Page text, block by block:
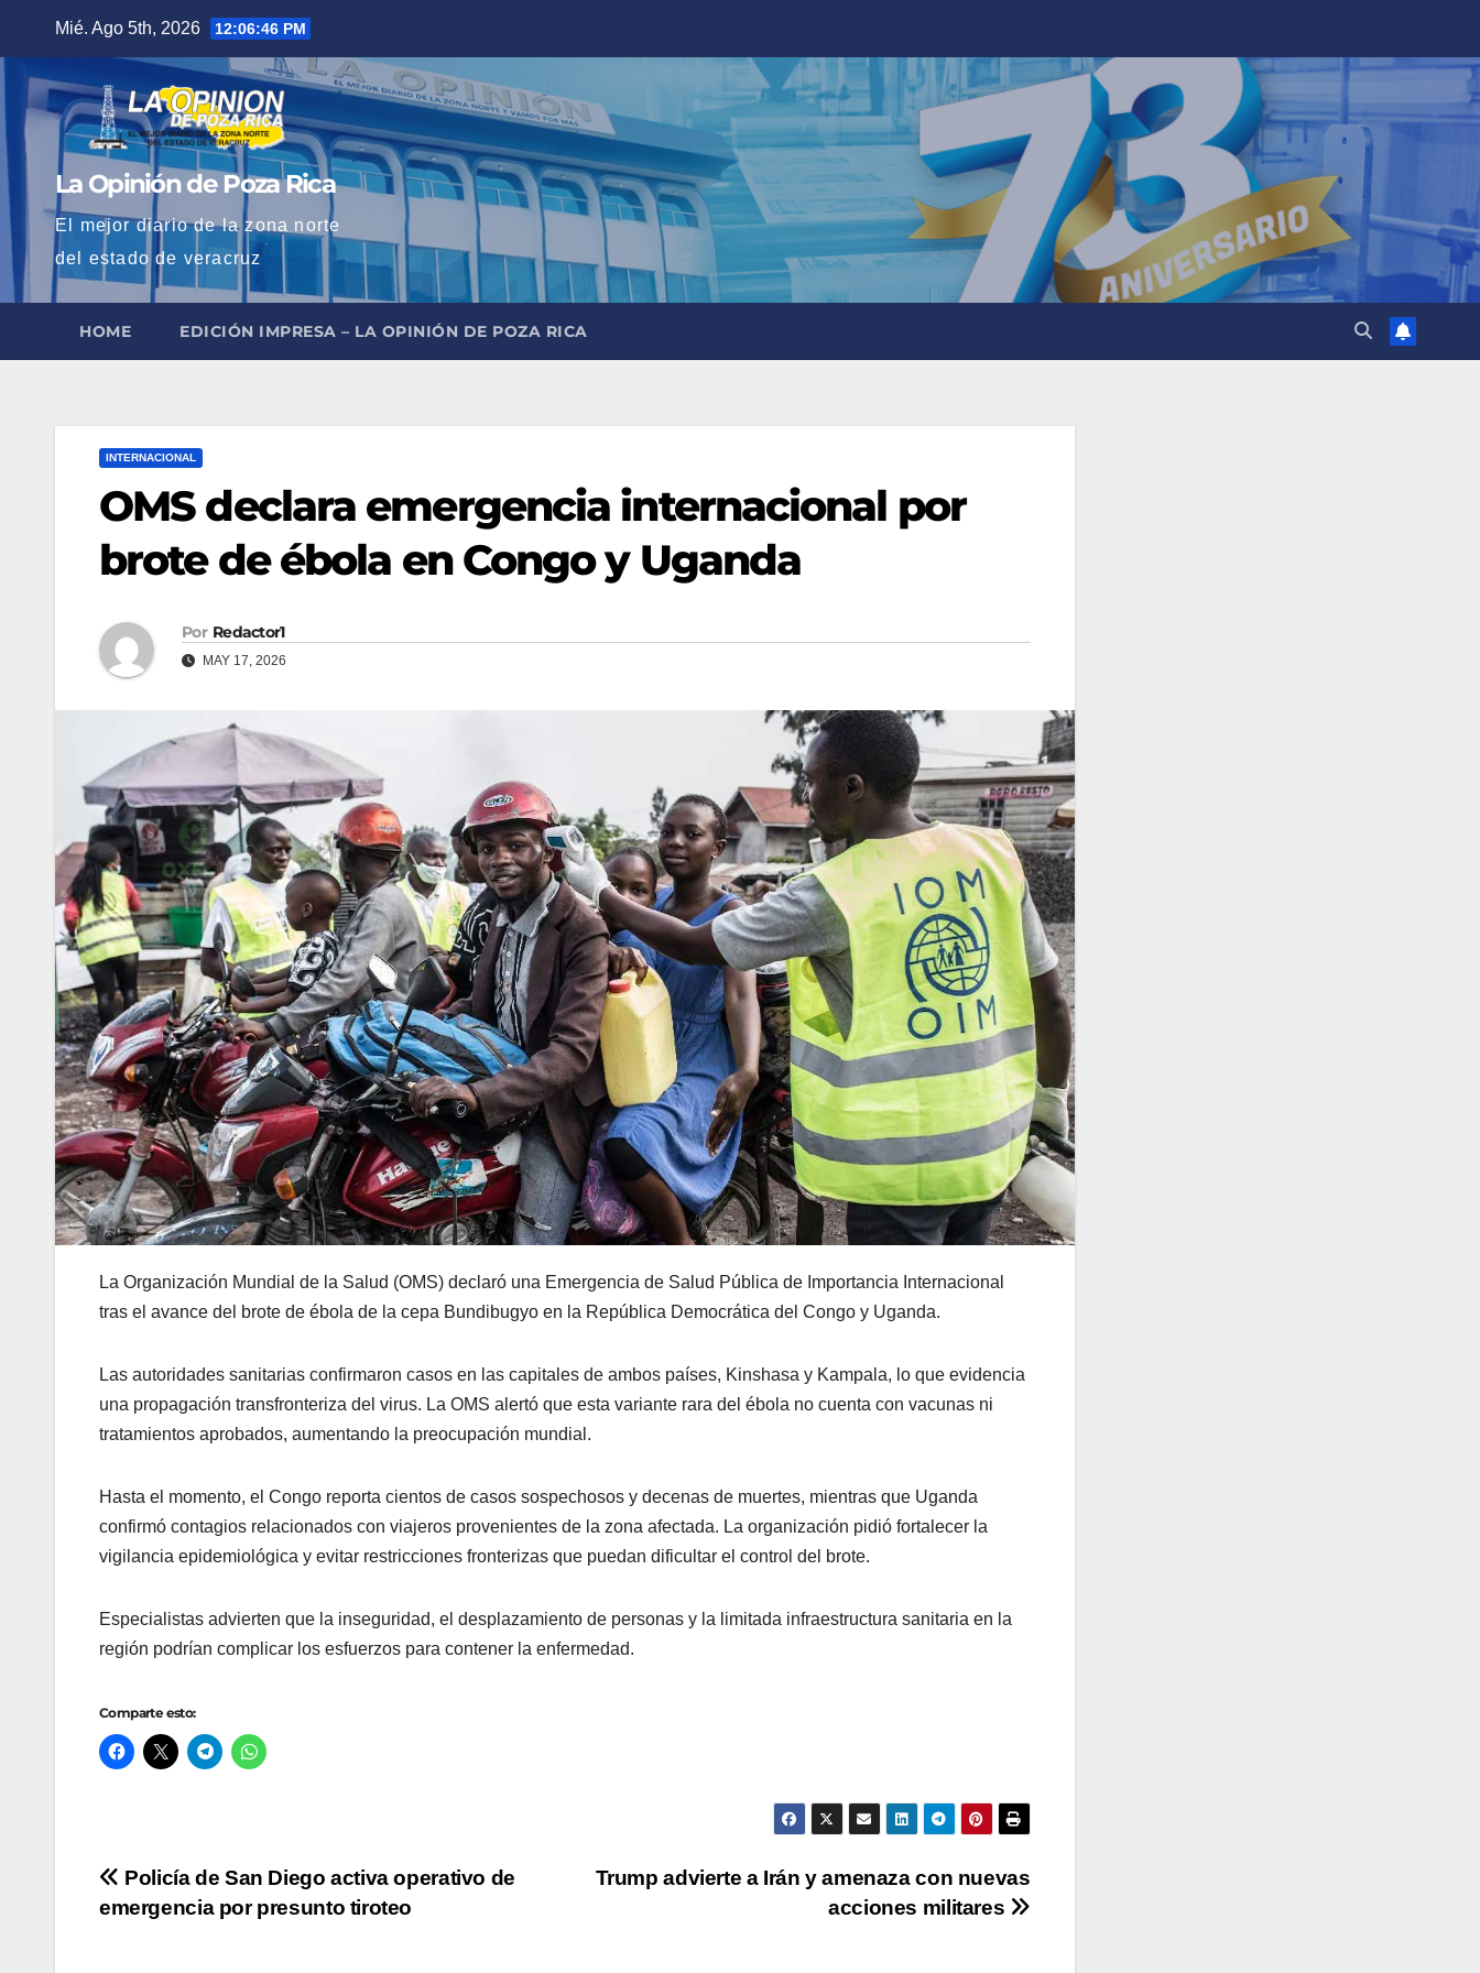
contenido
Mié. Ago 5th, 2026 12:06:48 PM
La Opinión de Poza Rica
El mejor diario de la zona norte
del estado de veracruz
HOME EDICIÓN IMPRESA – LA OPINIÓN DE POZA RICA
INTERNACIONAL
OMS declara emergencia internacional por
brote de ébola en Congo y Uganda
Por Redactor1
MAY 17, 2026
La Organización Mundial de la Salud (OMS) declaró una Emergencia de Salud Pública de Importancia Internacional
tras el avance del brote de ébola de la cepa Bundibugyo en la República Democrática del Congo y Uganda.
Las autoridades sanitarias confirmaron casos en las capitales de ambos países, Kinshasa y Kampala, lo que evidencia
una propagación transfronteriza del virus. La OMS alertó que esta variante rara del ébola no cuenta con vacunas ni
tratamientos aprobados, aumentando la preocupación mundial.
Hasta el momento, el Congo reporta cientos de casos sospechosos y decenas de muertes, mientras que Uganda
confirmó contagios relacionados con viajeros provenientes de la zona afectada. La organización pidió fortalecer la
vigilancia epidemiológica y evitar restricciones fronterizas que puedan dificultar el control del brote.
Especialistas advierten que la inseguridad, el desplazamiento de personas y la limitada infraestructura sanitaria en la
región podrían complicar los esfuerzos para contener la enfermedad.
Comparte esto:
Navegación
Trump advierte a Irán y amenaza con nuevas
acciones militares
Policía de San Diego activa operativo de
emergencia por presunto tiroteo